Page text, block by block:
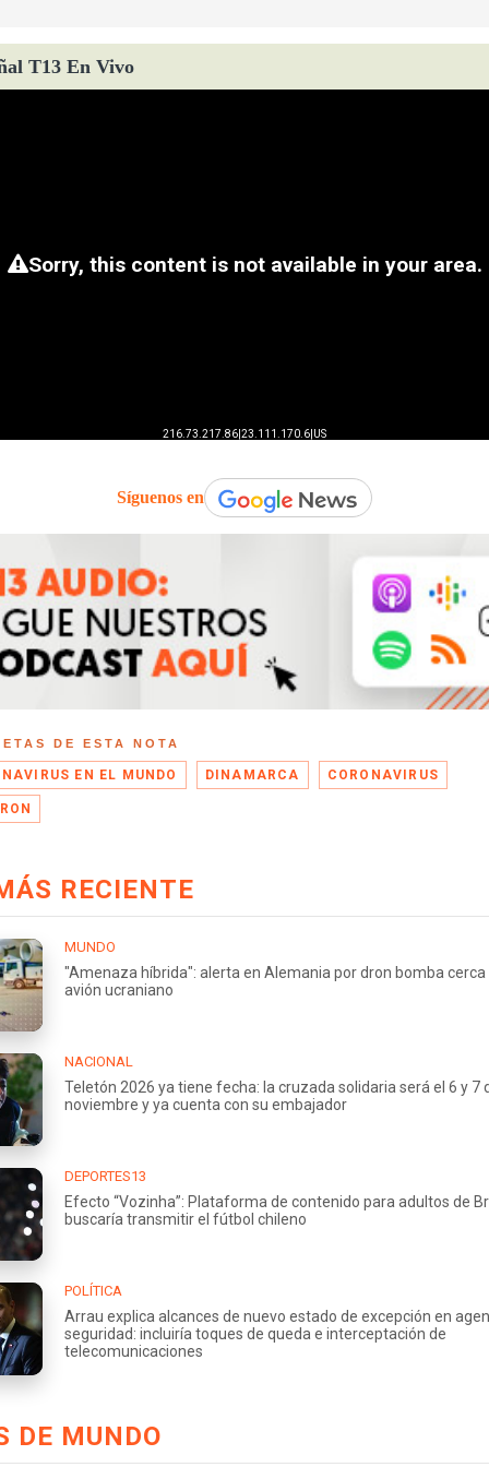
T13 En Vivo
Síguenos en
DE ESTA NOTA
EN EL MUNDO DINAMARCA CORONAVIRUS
RECIENTE
MUNDO
"Amenaza híbrida": alerta en Alemania por dron bomba cerca
avión ucraniano
NACIONAL
Teletón 2026 ya tiene fecha: la cruzada solidaria será el 6 y 7
noviembre y ya cuenta con su embajador
DEPORTES13
Efecto “Vozinha”: Plataforma de contenido para adultos de
buscaría transmitir el fútbol chileno
POLÍTICA
Arrau explica alcances de nuevo estado de excepción en
seguridad: incluiría toques de queda e interceptación de
telecomunicaciones
DE MUNDO